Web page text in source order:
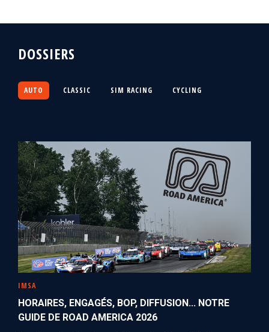
DOSSIERS
AUTO CLASSIC SIM RACING CYCLING
IMSA
HORAIRES, ENGAGÉS, BOP, DIFFUSION... NOTRE
GUIDE DE ROAD AMERICA 2026